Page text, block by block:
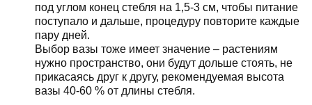
под углом конец стебля на 1,5-3 см, чтобы питание
поступало и дальше, процедуру повторите каждые
пару дней.
Выбор вазы тоже имеет значение – растениям
нужно пространство, они будут дольше стоять, не
прикасаясь друг к другу, рекомендуемая высота
вазы 40-60 % от длины стебля.